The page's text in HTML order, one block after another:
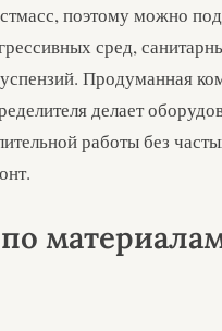
поэтому можно
сред,
Продуманная
делает
работы без